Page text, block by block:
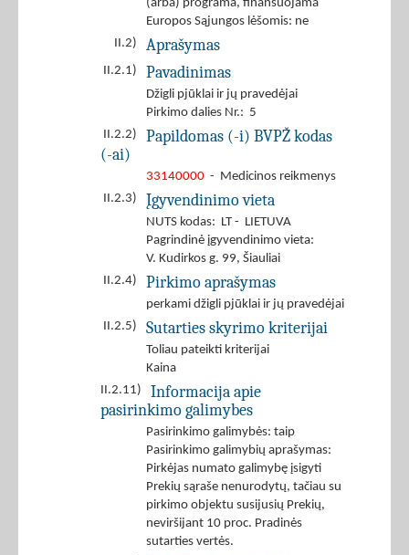
(arba) programa, finansuojama
Europos Sąjungos lėšomis: ne
II.2)
Aprašymas
II.2.1) Pavadinimas
Džigli pjūklai ir jų pravedėjai
Pirkimo dalies Nr.: 5
II.2.2)
Papildomas (-i) BVPŽ kodas
(-ai)
33140000 - Medicinos reikmenys
II.2.3)
Įgyvendinimo vieta
NUTS kodas: LT - LIETUVA
Pagrindinė įgyvendinimo vieta:
V. Kudirkos g. 99, Šiauliai
II.2.4)
Pirkimo aprašymas
perkami džigli pjūklai ir jų pravedėjai
II.2.5)
Sutarties skyrimo kriterijai
Toliau pateikti kriterijai
Kaina
II.2.11)
Informacija apie
pasirinkimo galimybes
Pasirinkimo galimybės: taip
Pasirinkimo galimybių aprašymas:
Pirkėjas numato galimybę įsigyti
Prekių sąraše nenurodytų, tačiau su
pirkimo objektu susijusių Prekių,
neviršijant 10 proc. Pradinės
sutarties vertės.